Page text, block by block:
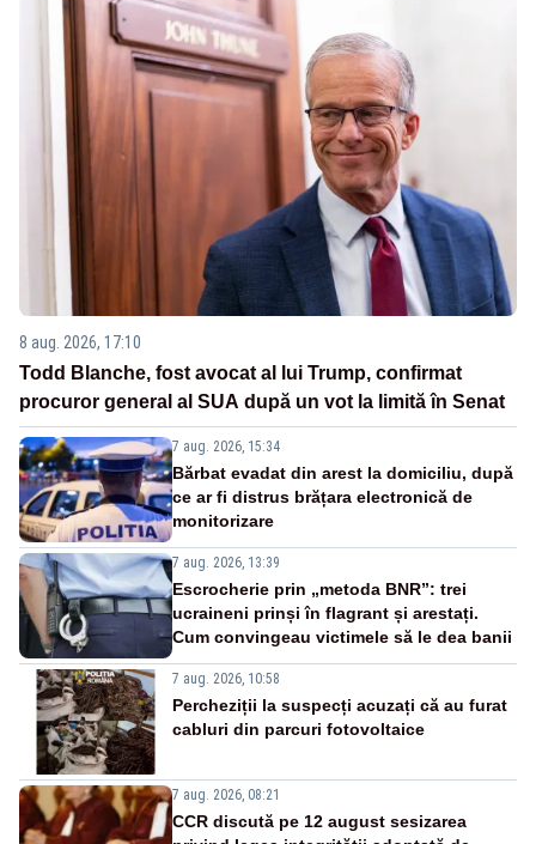
8 aug. 2026, 17:10
Todd Blanche, fost avocat al lui Trump, confirmat
procuror general al SUA după un vot la limită în Senat
7 aug. 2026, 15:34
Bărbat evadat din arest la domiciliu, după
ce ar fi distrus brățara electronică de
monitorizare
7 aug. 2026, 13:39
Escrocherie prin „metoda BNR”: trei
ucraineni prinși în flagrant și arestați.
Cum convingeau victimele să le dea banii
7 aug. 2026, 10:58
Percheziții la suspecți acuzați că au furat
cabluri din parcuri fotovoltaice
7 aug. 2026, 08:21
CCR discută pe 12 august sesizarea